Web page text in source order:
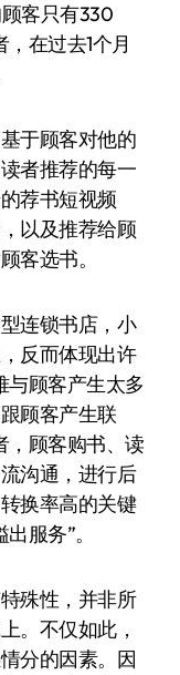
客只有330
在过去1个月
于顾客对他的
者推荐的每一
荐书短视频
以及推荐给顾
客选书。
连锁书店，小
反而体现出许
与顾客产生太多
顾客产生联
，顾客购书、读
沟通，进行后
换率高的关键
服务”。
殊性，并非所
。不仅如此，
分的因素。因